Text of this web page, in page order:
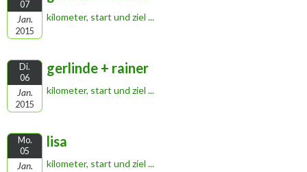
07
Jan.
2015
kilometer, start und ziel ...
Di.
06
Jan.
2015
gerlinde + rainer
kilometer, start und ziel ...
Mo.
05
Jan.
lisa
kilometer, start und ziel ...